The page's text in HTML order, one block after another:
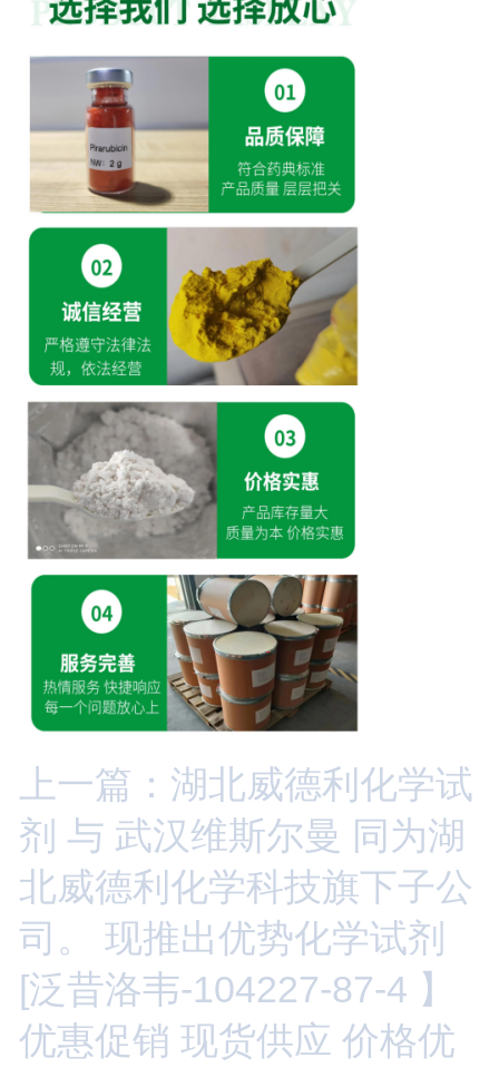
上一篇：湖北威德利化学试
剂 与 武汉维斯尔曼 同为湖
北威德利化学科技旗下子公
司。 现推出优势化学试剂
[泛昔洛韦-104227-87-4 】
优惠促销 现货供应 价格优